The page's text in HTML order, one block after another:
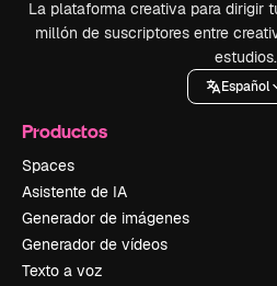
La plataforma creativa para dirigir
millón de suscriptores entre
estudios.
Español
Productos
Spaces
Asistente de IA
Generador de imágenes
Generador de vídeos
Texto a voz